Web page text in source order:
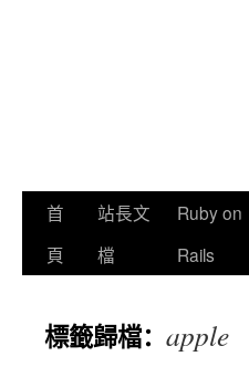
首
頁
站長文
檔
Ruby on
Rails
標籤歸檔： apple